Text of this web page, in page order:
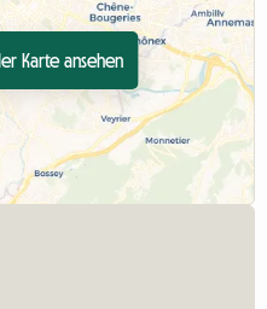
Karte ansehen